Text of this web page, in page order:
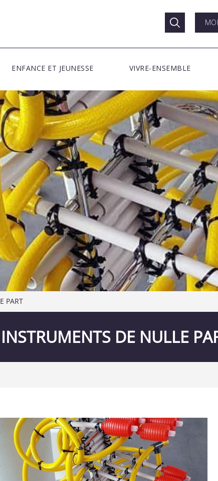
ENFANCE ET JEUNESSE VIVRE-ENSEMBLE
PART
INSTRUMENTS DE NULLE